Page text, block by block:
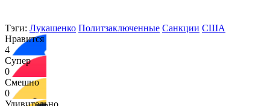
Тэги: Лукашенко Политзаключенные Санкции США
Нравится
4
Супер
0
Смешно
0
Удивительно